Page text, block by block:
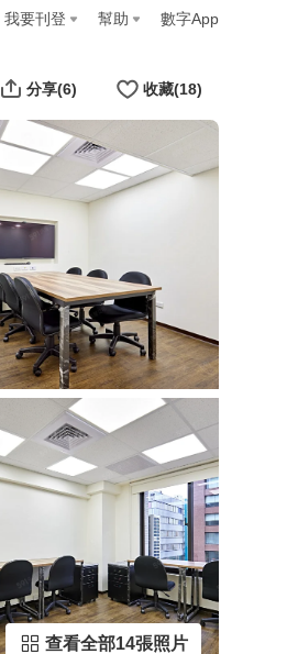
我要刊登 幫助 數字App
分享(6) 收藏(18)
查看全部14張照片